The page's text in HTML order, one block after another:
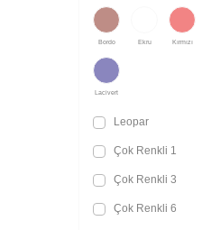
Bordo Ekru Kırmızı
Lacivert
Leopar
Çok Renkli 1
Çok Renkli 3
Çok Renkli 6